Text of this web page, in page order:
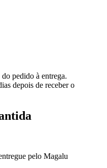
pedido à entrega.
depois de receber o
pelo Magalu